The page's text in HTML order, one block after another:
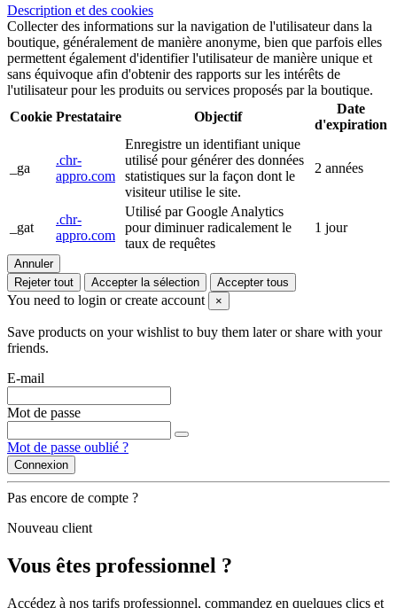
Description et des cookies
Collecter des informations sur la navigation de l'utilisateur dans la
boutique, généralement de manière anonyme, bien que parfois elles
permettent également d'identifier l'utilisateur de manière unique et
sans équivoque afin d'obtenir des rapports sur les intérêts de
l'utilisateur pour les produits ou services proposés par la boutique.
Cookie Prestataire Objectif
Date
d'expiration
_ga
.chr-
appro.com
Enregistre un identifiant unique
utilisé pour générer des données
statistiques sur la façon dont le
visiteur utilise le site.
2 années
_gat
.chr-
appro.com
Utilisé par Google Analytics
pour diminuer radicalement le
taux de requêtes
1 jour
Annuler
Rejeter tout
Accepter la sélection Accepter tous
You need to login or create account ×
Save products on your wishlist to buy them later or share with your
friends.
E-mail
Mot de passe
Mot de passe oublié ?
Connexion
Pas encore de compte ?
Nouveau client
Vous êtes professionnel ?
Accédez à nos tarifs professionnel, commandez en quelques clics et